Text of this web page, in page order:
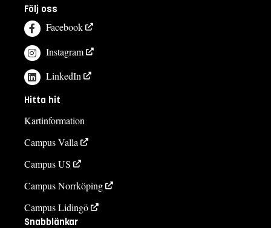
Följ oss
Facebook
Instagram
LinkedIn
Hitta hit
Kartinformation
Campus Valla
Campus US
Campus Norrköping
Campus Lidingö
Snabblänkar